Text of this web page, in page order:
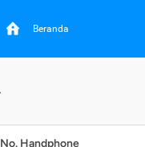
Beranda
No. Handphone